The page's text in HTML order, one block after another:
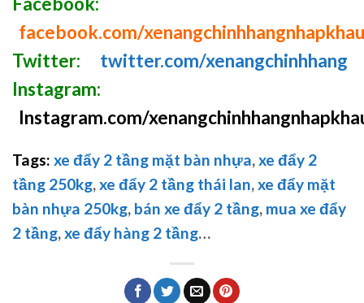
facebook.com/xenangchinhhangnhapkhau
Twitter:
twitter.com/xenangchinhhang
Instagram:
Instagram.com/
Tags: xe đẩy 2 tầng mặt bàn nhựa,xe đẩy 2
tầng 250kg,xe đẩy 2 tầng thái lan,xe đẩy mặt
bàn nhựa 250kg, bán xe đẩy 2 tầng, mua xe đẩy
2 tầng,xe đẩy hàng 2 tầng…